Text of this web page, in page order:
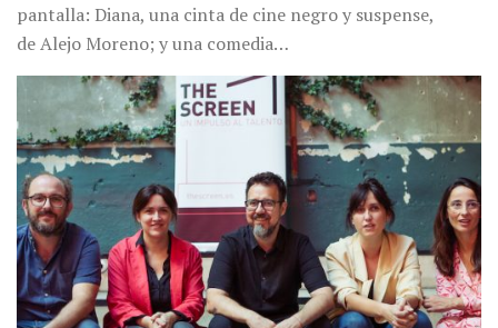
pantalla: Diana, una cinta de cine negro y suspense,
de Alejo Moreno; y una comedia…